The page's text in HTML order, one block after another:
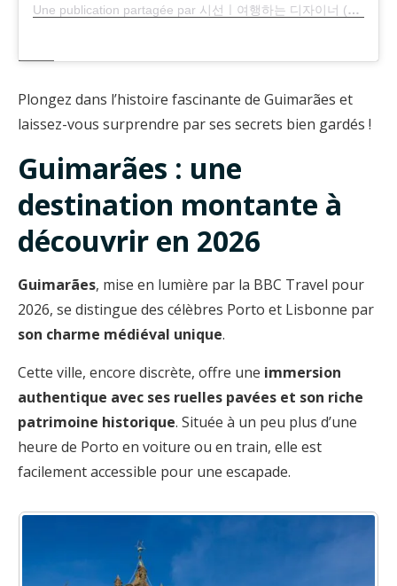
Une publication partagée par 시선ㅣ여행하는 디자이너 (@seee.zip)
Plongez dans l’histoire fascinante de Guimarães et
laissez-vous surprendre par ses secrets bien gardés !
Guimarães : une
destination montante à
découvrir en 2026
Guimarães, mise en lumière par la BBC Travel pour
2026, se distingue des célèbres Porto et Lisbonne par
son charme médiéval unique.
Cette ville, encore discrète, offre une immersion
authentique avec ses ruelles pavées et son riche
patrimoine historique. Située à un peu plus d’une
heure de Porto en voiture ou en train, elle est
facilement accessible pour une escapade.